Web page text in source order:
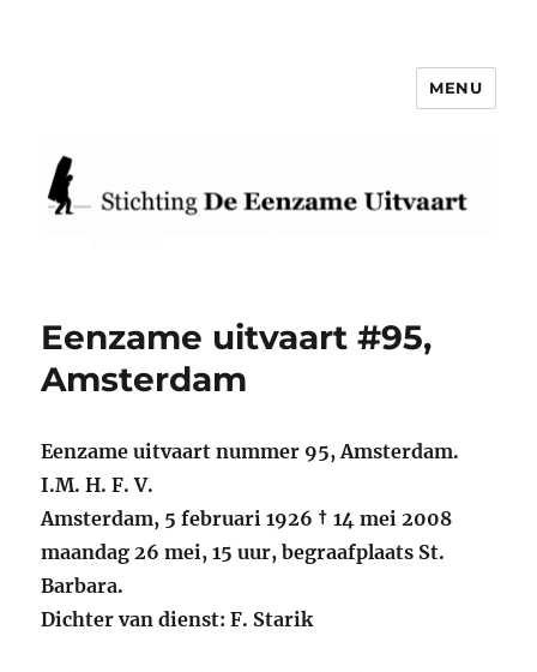
MENU
Eenzame uitvaart #95,
Amsterdam
Eenzame uitvaart nummer 95, Amsterdam.
I.M. H. F. V.
Amsterdam, 5 februari 1926 † 14 mei 2008
maandag 26 mei, 15 uur, begraafplaats St.
Barbara.
Dichter van dienst: F. Starik